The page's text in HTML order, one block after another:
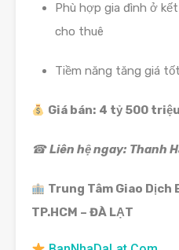
Phù hợp gia đình ở
cho thuê
Tiềm năng tăng giá
Giá bán: 4 tỷ 500 triệu
☎Liên hệ ngay: Thanh
Trung Tâm Giao Dịch
TP.HCM – ĐÀ LẠT